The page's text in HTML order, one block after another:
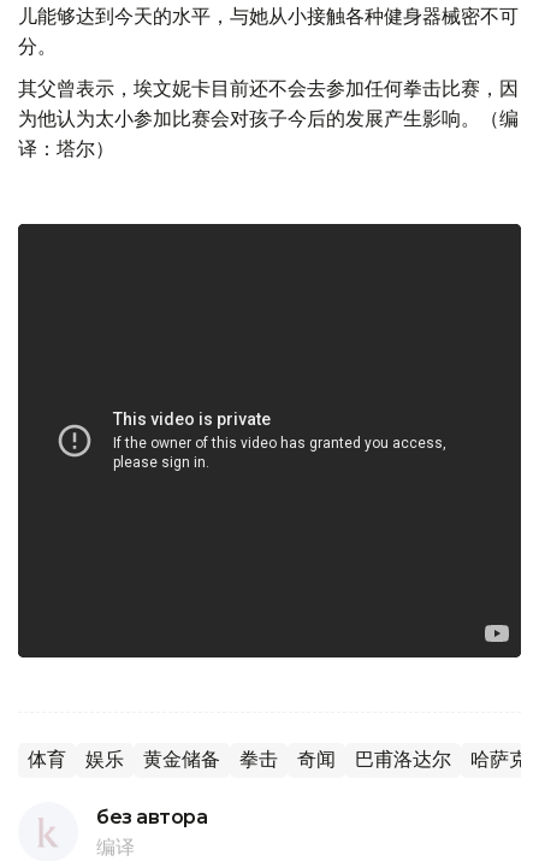
儿能够达到今天的水平，与她从小接触各种健身器械密不可
分。
其父曾表示，埃文妮卡目前还不会去参加任何拳击比赛，因
为他认为太小参加比赛会对孩子今后的发展产生影响。（编
译：塔尔）
体育 娱乐 黄金储备 拳击 奇闻 巴甫洛达尔 哈萨克
без автора
编译